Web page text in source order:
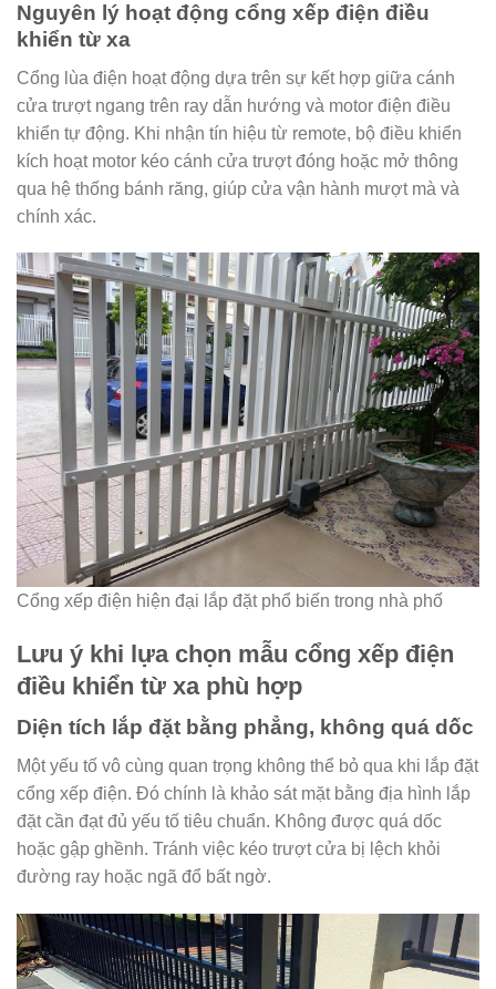
Nguyên lý hoạt động cổng xếp điện điều
khiển từ xa
Cổng lùa điện hoạt động dựa trên sự kết hợp giữa cánh
cửa trượt ngang trên ray dẫn hướng và motor điện điều
khiển tự động. Khi nhận tín hiệu từ remote, bộ điều khiển
kích hoạt motor kéo cánh cửa trượt đóng hoặc mở thông
qua hệ thống bánh răng, giúp cửa vận hành mượt mà và
chính xác.
Cổng xếp điện hiện đại lắp đặt phổ biến trong nhà phố
Lưu ý khi lựa chọn mẫu cổng xếp điện
điều khiển từ xa phù hợp
Diện tích lắp đặt bằng phẳng, không quá dốc
Một yếu tố vô cùng quan trọng không thể bỏ qua khi lắp đặt
cổng xếp điện. Đó chính là khảo sát mặt bằng địa hình lắp
đặt cần đạt đủ yếu tố tiêu chuẩn. Không được quá dốc
hoặc gập ghềnh. Tránh việc kéo trượt cửa bị lệch khỏi
đường ray hoặc ngã đổ bất ngờ.